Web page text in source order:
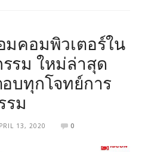
มคอมพิวเตอร์ใน
รม ใหม่ล่าสุด
อบทุกโจทย์การ
รม
13, 2020 0